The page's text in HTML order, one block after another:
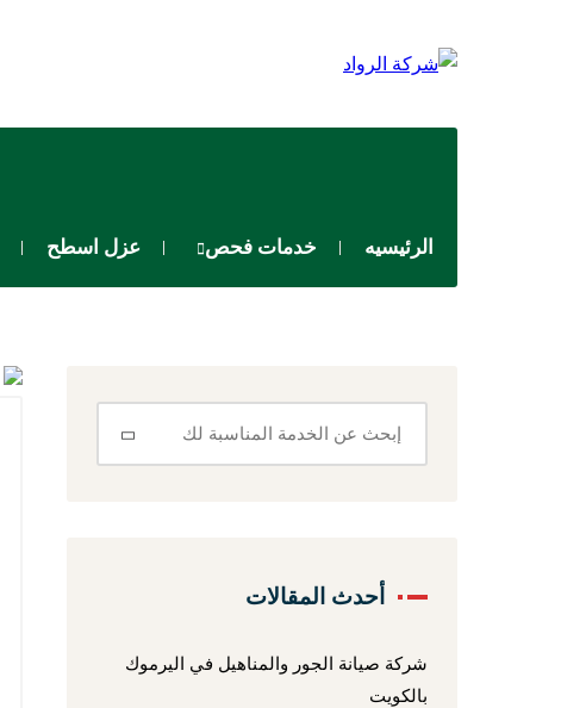
الرئيسيه خدمات فحص عزل اسطح
أحدث المقالات
شركة صيانة الجور والمناهيل في اليرموك
بالكويت